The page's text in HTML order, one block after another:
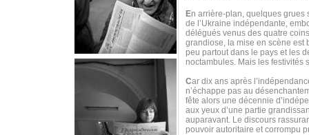
En arrière-plan, quelques grues
de l’Ukraine indépendante,
délégués venus des quatre
grandiose, la mise en scène est
peu partout dans le pays et les
noctambules. Mais les festivités
Car dix ans après
n’échappe pas au
fête alors une décennie
aux yeux d’une partie
auparavant. Le discours
pouvoir autoritaire et corrompu